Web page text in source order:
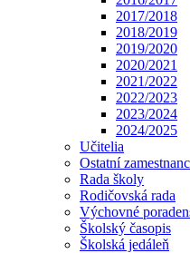
2017/2018
2018/2019
2019/2020
2020/2021
2021/2022
2022/2023
2023/2024
2024/2025
Učitelia
Ostatní
Rada školy
Rodičovská rada
Výchovné
Školský časopis
Školská jedáleň